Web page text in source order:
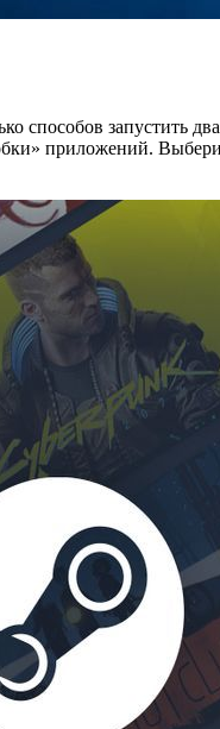
способов запустить
приложений.